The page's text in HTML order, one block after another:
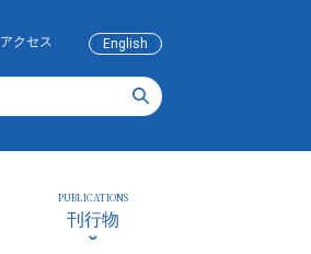
アクセス English
PUBLICATIONS
刊行物